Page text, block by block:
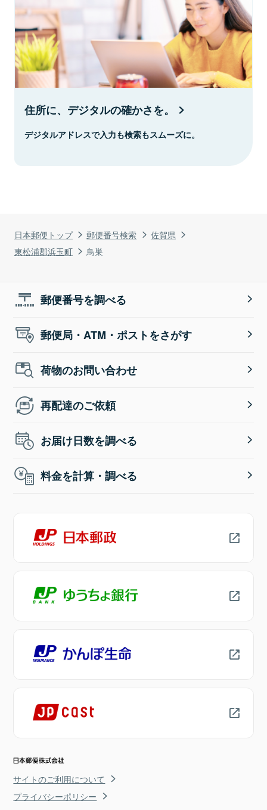
日本郵便トップ 郵便番号検索
佐賀県
東松浦郡浜玉町
鳥巣
住所に、デジタルの確かさを。
デジタルアドレスで入力も検索もスムーズに。
郵便番号を調べる
郵便局・ATM・ポストをさがす
荷物のお問い合わせ
再配達のご依頼
お届け日数を調べる
料金を計算・調べる
サイトのご利用について
プライバシーポリシー